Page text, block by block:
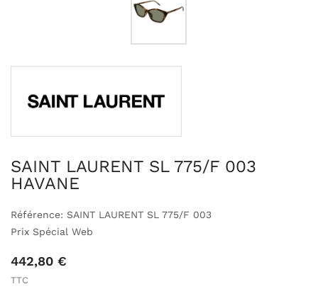
SAINT LAURENT SL 775/F 003
HAVANE
Référence: SAINT LAURENT SL 775/F 003
Prix Spécial Web
442,80 €
TTC